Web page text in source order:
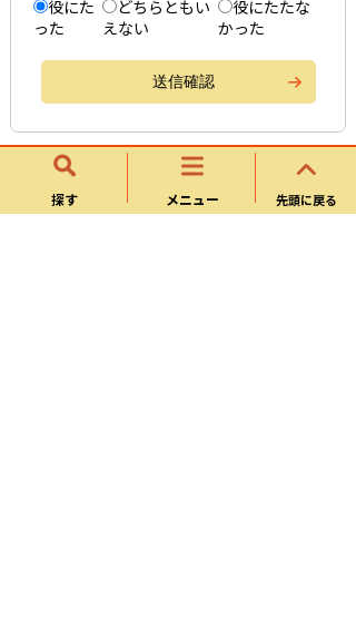
探す メニュー
役にた
った
どちらともい
えない
役にたたな
かった
先頭に戻る
自治会活動・市民活動支援